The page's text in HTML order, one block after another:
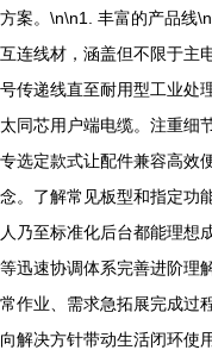
方案。\n\n1. 丰富的产品线
互连线材，涵盖但不限于主
号传递线直至耐用型工业处
太同芯用户端电缆。注重细
专选定款式让配件兼容高效
念。了解常见板型和指定功
人乃至标准化后台都能理想
等迅速协调体系完善进阶理
常作业、需求急拓展完成过
向解决方针带动生活闭环使